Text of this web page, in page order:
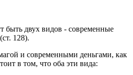
быть двух видов - современные
128).
и современными деньгами, как
в том, что оба эти вида: